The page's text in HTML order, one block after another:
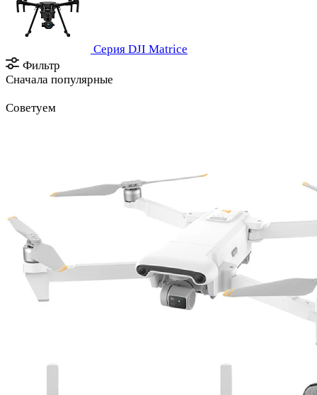
Серия DJI Matrice
Фильтр
Сначала популярные
Советуем